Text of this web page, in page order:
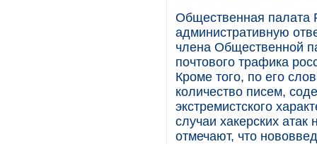
Общественная палата
административную
члена Общественной
почтового трафика
Кроме того, по его
количество писем,
экстремистского
случаи хакерских
отмечают, что